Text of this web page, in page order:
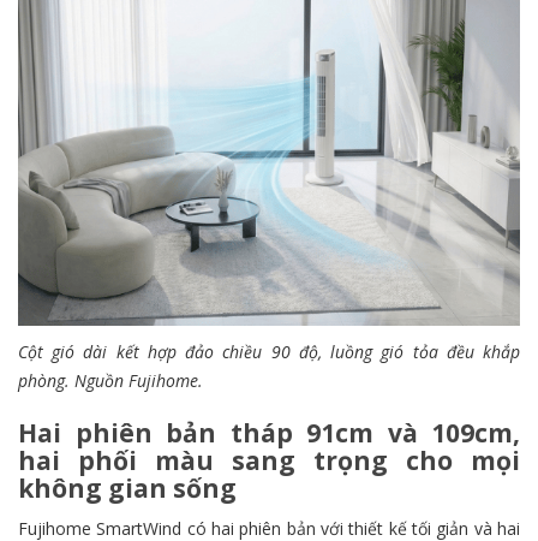
Cột gió dài kết hợp đảo chiều 90 độ, luồng gió tỏa đều khắp
phòng. Nguồn Fujihome.
Hai phiên bản tháp 91cm và 109cm,
hai phối màu sang trọng cho mọi
không gian sống
Fujihome SmartWind có hai phiên bản với thiết kế tối giản và hai